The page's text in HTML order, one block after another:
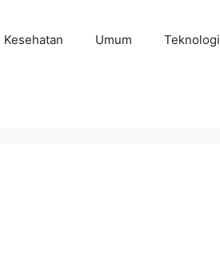
Kesehatan Umum Teknologi